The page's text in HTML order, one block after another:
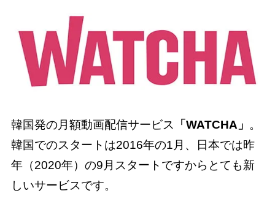
韓国発の月額動画配信サービス 「WATCHA」 。
韓国でのスタートは2016年の1月、日本では昨
年（2020年）の9月スタートですからとても新
しいサービスです。